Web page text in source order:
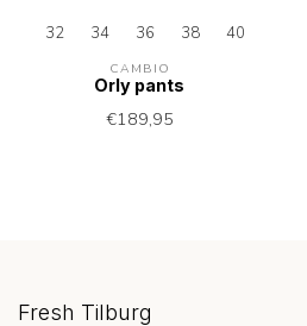
32 34 36 38 40
CAMBIO
Orly pants
€189,95
Fresh Tilburg